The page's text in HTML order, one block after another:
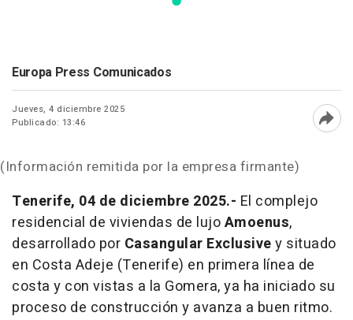
Europa Press Comunicados
Jueves, 4 diciembre 2025
Publicado: 13:46
(Información remitida por la empresa firmante)
Tenerife, 04 de diciembre 2025.- El complejo
residencial de viviendas de lujoAmoenus,
desarrollado por Casangular Exclusivey situado
en Costa Adeje (Tenerife) en primera línea de
costa y con vistas a la Gomera, ya ha iniciado su
proceso de construcción y avanza a buen ritmo.